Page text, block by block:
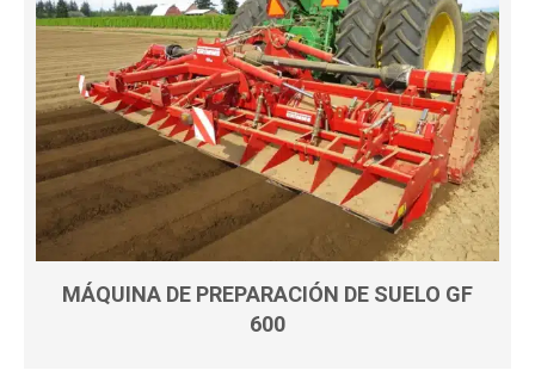
MÁQUINA DE PREPARACIÓN DE SUELO GF
600